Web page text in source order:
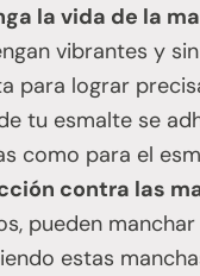
la vida de la
vibrantes y
para lograr
tu esmalte se
como para el
contra las
pueden
estas